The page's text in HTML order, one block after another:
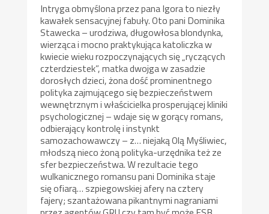
Intryga obmyślona przez pana Igora to niezły
kawałek sensacyjnej fabuły. Oto pani Dominika
Stawecka – urodziwa, długowłosa blondynka,
wierząca i mocno praktykująca katoliczka w
kwiecie wieku rozpoczynających się „ryczących
czterdziestek”, matka dwojga w zasadzie
dorosłych dzieci, żona dość prominentnego
polityka zajmującego się bezpieczeństwem
wewnętrznym i właścicielka prosperującej kliniki
psychologicznej – wdaje się w gorący romans,
odbierający kontrolę i instynkt
samozachowawczy – z… niejaką Olą Myśliwiec,
młodszą nieco żoną polityka-urzędnika też ze
sfer bezpieczeństwa. W rezultacie tego
wulkanicznego romansu pani Dominika staje
się ofiarą… szpiegowskiej afery na cztery
fajery; szantażowana pikantnymi nagraniami